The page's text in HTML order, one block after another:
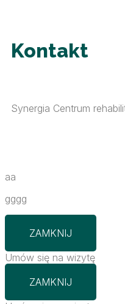
Kontakt
Synergia Centrum
aa
gggg
ZAMKNIJ
Umów się na wizytę
ZAMKNIJ